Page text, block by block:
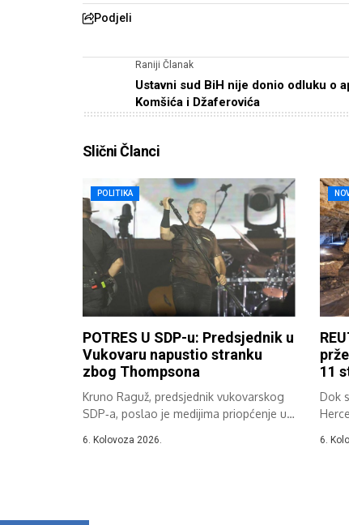
Podjeli
Raniji Članak
Ustavni sud BiH nije donio odluku o
Komšića i Džaferovića
Slični Članci
POLITIKA
POTRES U SDP-u: Predsjednik u
Vukovaru napustio stranku
zbog Thompsona
Kruno Raguž, predsjednik vukovarskog
SDP‑a, poslao je medijima priopćenje u
6. Kolovoza 2026.
11
Dok
6.